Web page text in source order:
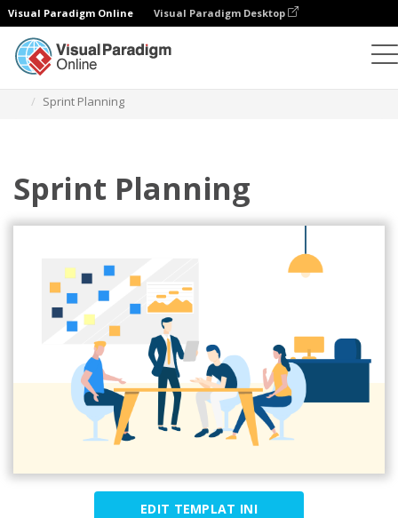
Visual Paradigm Online Visual Paradigm Desktop
Sprint Planning
Sprint Planning
EDIT TEMPLAT INI